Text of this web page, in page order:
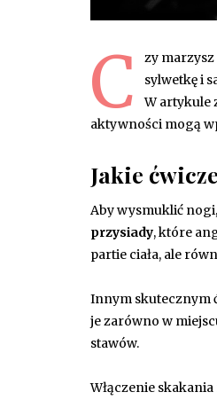
C
zy
sylwetkę i
W artykule
aktywności mogą
Jakie
Aby wysmuklić
przysiady, które
partie ciała, ale
Innym skutecznym
je zarówno w
stawów.
Włączenie skakania